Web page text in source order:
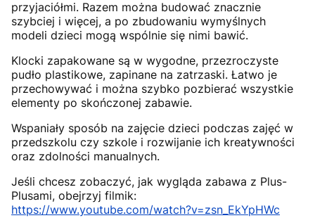
przyjaciółmi. Razem można budować znacznie
szybciej i więcej, a po zbudowaniu wymyślnych
modeli dzieci mogą wspólnie się nimi bawić.
Klocki zapakowane są w wygodne, przezroczyste
pudło plastikowe, zapinane na zatrzaski. Łatwo je
przechowywać i można szybko pozbierać wszystkie
elementy po skończonej zabawie.
Wspaniały sposób na zajęcie dzieci podczas zajęć w
przedszkolu czy szkole i rozwijanie ich kreatywności
oraz zdolności manualnych.
Jeśli chcesz zobaczyć, jak wygląda zabawa z Plus-
Plusami, obejrzyj filmik:
https://www.youtube.com/watch?v=zsn_EkYpHWc